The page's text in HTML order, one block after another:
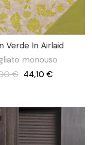
Verde In Airlaid
monouso
€ 44,10 €